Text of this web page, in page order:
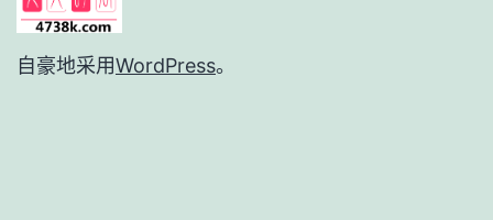
自豪地采用WordPress。